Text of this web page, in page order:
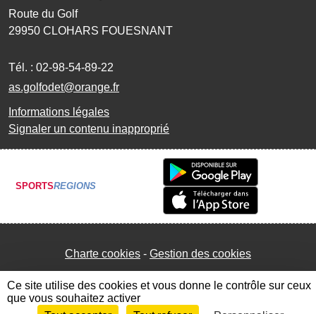
Route du Golf
29950 CLOHARS FOUESNANT
Tél. : 02-98-54-89-22
as.golfodet@orange.fr
Informations légales
Signaler un contenu inapproprié
SPORTSREGIONS
Charte cookies Gestion des cookies
Ce site utilise des cookies et vous donne le contrôle sur ceux
que vous souhaitez activer